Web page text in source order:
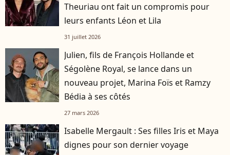
Theuriau ont fait un compromis pour
leurs enfants Léon et Lila
31 juillet 2026
Julien, fils de François Hollande et
Ségolène Royal, se lance dans un
nouveau projet, Marina Foïs et Ramzy
Bédia à ses côtés
27 mars 2026
Isabelle Mergault : Ses filles Iris et Maya
dignes pour son dernier voyage